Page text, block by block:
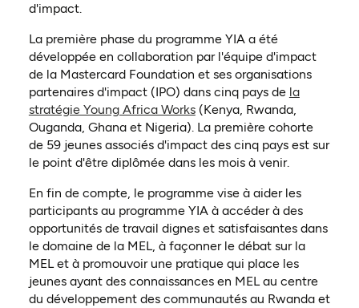
d'impact.
La première phase du programme YIA a été
développée en collaboration par l'équipe d'impact
de la Mastercard Foundation et ses organisations
partenaires d'impact (IPO) dans cinq pays de la
stratégie Young Africa Works(ouvre dans un nouvel
(Kenya, Rwanda,
Ouganda, Ghana et Nigeria). La première cohorte
de 59 jeunes associés d'impact des cinq pays est sur
le point d'être diplômée dans les mois à venir.
En fin de compte, le programme vise à aider les
participants au programme YIA à accéder à des
opportunités de travail dignes et satisfaisantes dans
le domaine de la MEL, à façonner le débat sur la
MEL et à promouvoir une pratique qui place les
jeunes ayant des connaissances en MEL au centre
du développement des communautés au Rwanda et